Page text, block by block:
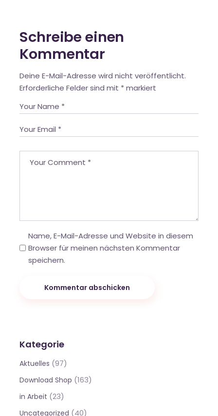
Schreibe einen
Kommentar
Deine E-Mail-Adresse wird nicht veröffentlicht.
Erforderliche Felder sind mit * markiert
Name, E-Mail-Adresse und Website in diesem
Browser für meinen nächsten Kommentar
speichern.
Kommentar abschicken
Kategorie
Aktuelles (97)
Download Shop (163)
in Arbeit (23)
Uncategorized (40)